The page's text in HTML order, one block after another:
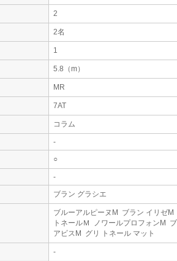
2
2名
1
5.8（m）
MR
7AT
コラム
-
○
-
ブラン グラシエ
ブルーアルピーヌM ブラン イリゼM
トネールＭ ノワールプロフォンM
アビスM グリ トネール マット
-